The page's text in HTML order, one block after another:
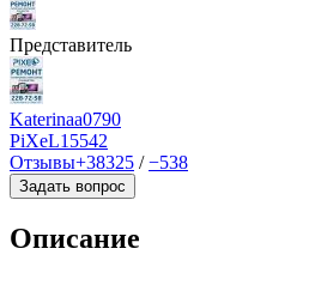
Представитель
Katerinaa0790
PiXeL15542
Отзывы+38325 /−538
Задать вопрос
Описание